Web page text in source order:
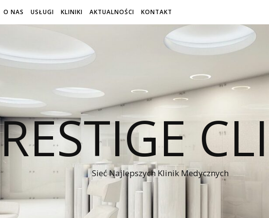
O NAS USŁUGI KLINIKI AKTUALNOŚCI KONTAKT
Sieć Najlepszych Klinik Medycznych